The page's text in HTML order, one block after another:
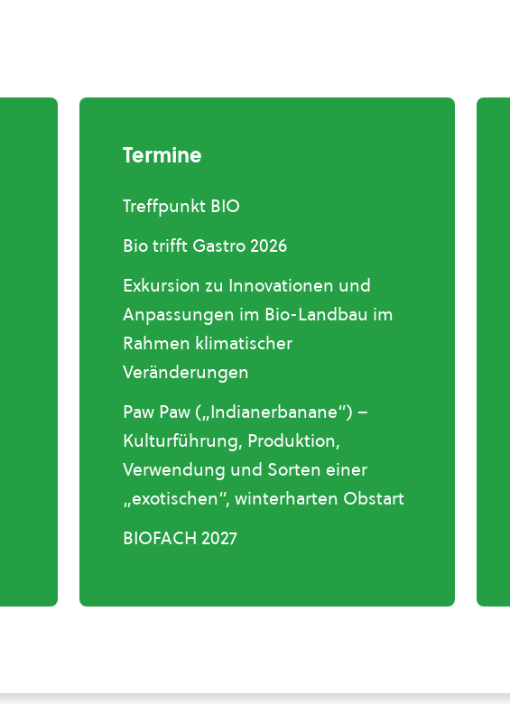
Termine
Treffpunkt BIO
Bio trifft Gastro 2026
Exkursion zu Innovationen und
Anpassungen im Bio-Landbau im
Rahmen klimatischer
Veränderungen
Paw Paw („Indianerbanane“) –
Kulturführung, Produktion,
Verwendung und Sorten einer
„exotischen“, winterharten Obstart
BIOFACH 2027